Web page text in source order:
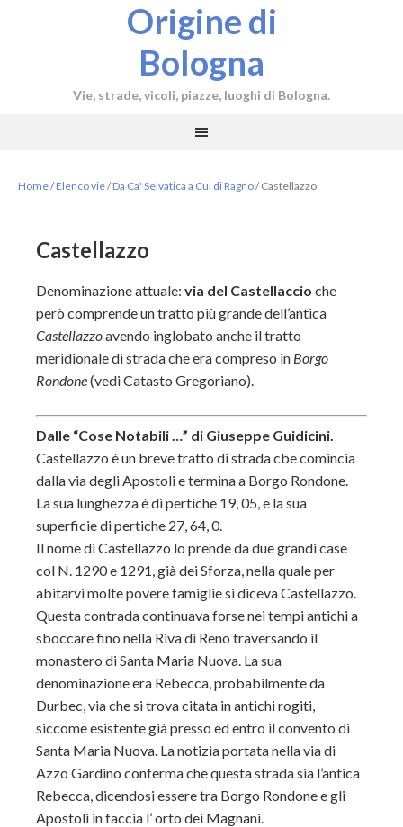
Origine di
Bologna
Vie, strade, vicoli, piazze, luoghi di Bologna.
Home/Elenco vie/Da Ca' Selvatica a Cul di Ragno/Castellazzo
Castellazzo
Denominazione attuale: via del Castellaccio che
però comprende un tratto più grande dell’antica
Castellazzoavendo inglobato anche il tratto
meridionale di strada che era compreso in Borgo
Rondone(vedi Catasto Gregoriano).
Dalle “Cose Notabili …” di Giuseppe Guidicini.
Castellazzo è un breve tratto di strada cbe comincia
dalla via degli Apostoli e termina a Borgo Rondone.
La sua lunghezza è di pertiche 19, 05, e la sua
superficie di pertiche 27, 64, 0.
Il nome di Castellazzo lo prende da due grandi case
col N. 1290 e 1291, già dei Sforza, nella quale per
abitarvi molte povere famiglie si diceva Castellazzo.
Questa contrada continuava forse nei tempi antichi a
sboccare fino nella Riva di Reno traversando il
monastero di Santa Maria Nuova. La sua
denominazione era Rebecca, probabilmente da
Durbec, via che si trova citata in antichi rogiti,
siccome esistente già presso ed entro il convento di
Santa Maria Nuova. La notizia portata nella via di
Azzo Gardino conferma che questa strada sia l’antica
Rebecca, dicendosi essere tra Borgo Rondone e gli
Apostoli in faccia l’ orto dei Magnani.